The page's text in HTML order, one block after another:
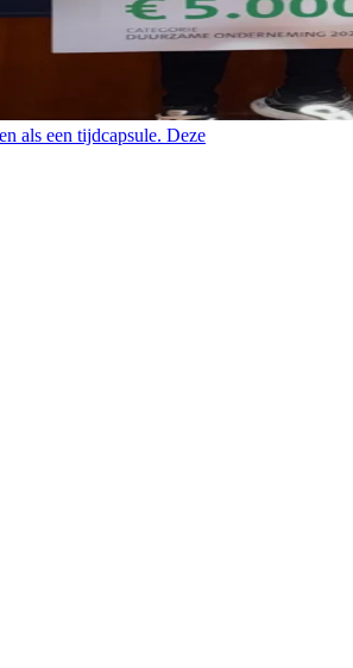
als een tijdcapsule. Deze